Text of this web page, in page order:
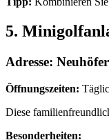
5.
Adresse:
Öffnungszeiten:
Diese
Besonderheiten: